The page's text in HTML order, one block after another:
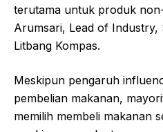
terutama untuk produk
Arumsari, Lead of Industry,
Litbang Kompas.
Meskipun pengaruh
pembelian makanan,
memilih membeli makanan